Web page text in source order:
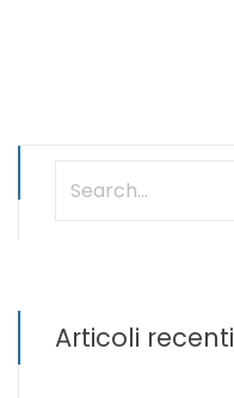
Articoli recenti